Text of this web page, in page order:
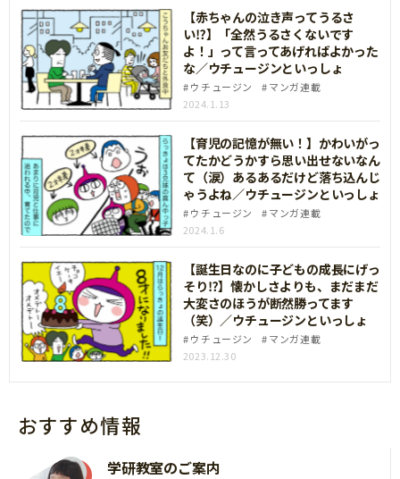
【赤ちゃんの泣き声ってうるさ
い⁉】「全然うるさくないです
よ！」って言ってあげればよかった
な／ウチュージンといっしょ
ウチュージン
マンガ連載
2024.1.13
【育児の記憶が無い！】かわいがっ
てたかどうかすら思い出せないなん
て（涙）あるあるだけど落ち込んじ
ゃうよね／ウチュージンといっしょ
ウチュージン
マンガ連載
2024.1.6
【誕生日なのに子どもの成長にげっ
そり⁉】懐かしさよりも、まだまだ
大変さのほうが断然勝ってます
（笑）／ウチュージンといっしょ
ウチュージン
マンガ連載
2023.12.30
おすすめ情報
学研教室のご案内